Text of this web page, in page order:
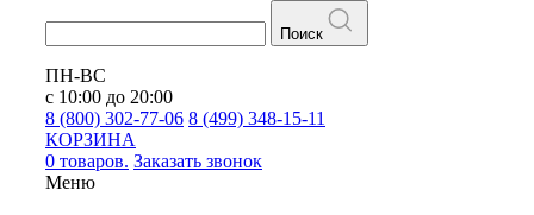
Поиск
ПН-ВС
с 10:00 до 20:00
8 (800) 302-77-06 8 (499) 348-15-11
КОРЗИНА
0 товаров. Заказать звонок
Меню